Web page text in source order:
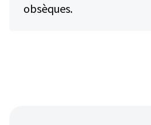
obsèques.